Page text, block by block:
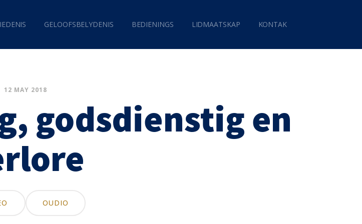
GELOOFSBELYDENIS BEDIENINGS LIDMAATSKAP KONTAK
12 MAY 2018
godsdienstig en
OUDIO